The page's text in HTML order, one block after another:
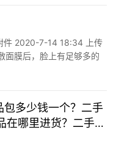
件 2020-7-14 18:34 上传
面膜后，脸上有足够多的
会可惜。但在敷面膜的
余在脸上的，都是不被
包多少钱一个？二手
在哪里进货？二手奢